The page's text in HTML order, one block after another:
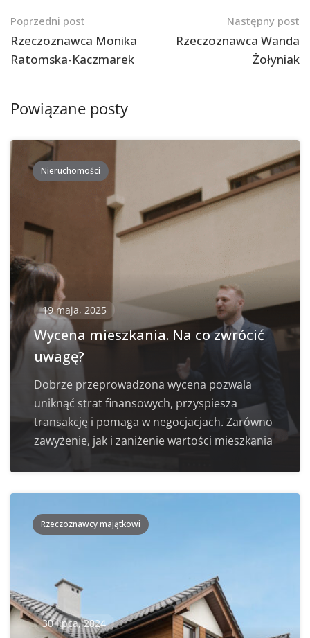
Nawigacja
po
postach
Poprzedni post
Rzeczoznawca Monika
Ratomska-Kaczmarek
Następny post
Rzeczoznawca Wanda
Żołyniak
Powiązane posty
Nieruchomości
19 maja, 2025
Wycena mieszkania. Na co zwrócić
uwagę?
Dobrze przeprowadzona wycena pozwala
uniknąć strat finansowych, przyspiesza
transakcję i pomaga w negocjacjach. Zarówno
zawyżenie, jak i zaniżenie wartości mieszkania
Rzeczoznawcy majątkowi
30 lipca, 2024